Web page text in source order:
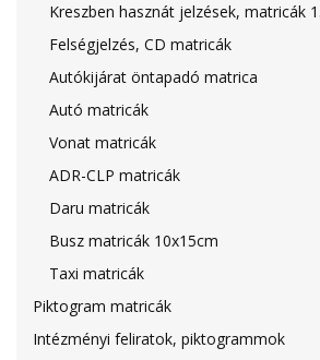
Kreszben hasznát jelzések, matricák
Felségjelzés, CD matricák
Autókijárat öntapadó matrica
Autó matricák
Vonat matricák
ADR-CLP matricák
Daru matricák
Busz matricák 10x15cm
Taxi matricák
Piktogram matricák
Intézményi feliratok, piktogrammok